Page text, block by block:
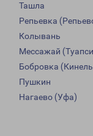
Ташла
Репьевка
Колывань
Мессажай
Бобровка
Пушкин
Нагаево (Уфа)